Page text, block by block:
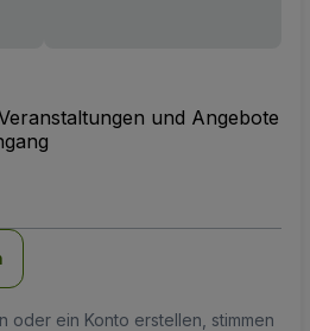
und Angebote
oder ein Konto erstellen, stimmen